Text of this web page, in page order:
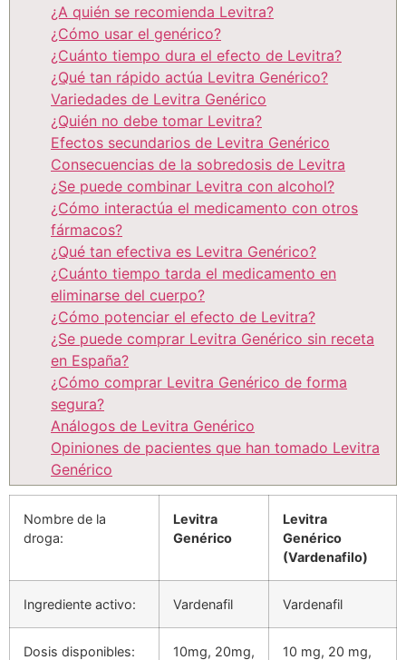
¿A quién se recomienda Levitra?
¿Cómo usar el genérico?
¿Cuánto tiempo dura el efecto de Levitra?
¿Qué tan rápido actúa Levitra Genérico?
Variedades de Levitra Genérico
¿Quién no debe tomar Levitra?
Efectos secundarios de Levitra Genérico
Consecuencias de la sobredosis de Levitra
¿Se puede combinar Levitra con alcohol?
¿Cómo interactúa el medicamento con otros
fármacos?
¿Qué tan efectiva es Levitra Genérico?
¿Cuánto tiempo tarda el medicamento en
eliminarse del cuerpo?
¿Cómo potenciar el efecto de Levitra?
¿Se puede comprar Levitra Genérico sin receta
en España?
¿Cómo comprar Levitra Genérico de forma
segura?
Análogos de Levitra Genérico
Opiniones de pacientes que han tomado Levitra
Genérico
Nombre de la
droga:
Levitra
Genérico
Levitra
Genérico
(Vardenafilo)
Ingrediente activo: Vardenafil Vardenafil
Dosis disponibles:
10mg, 20mg,
10 mg, 20 mg,